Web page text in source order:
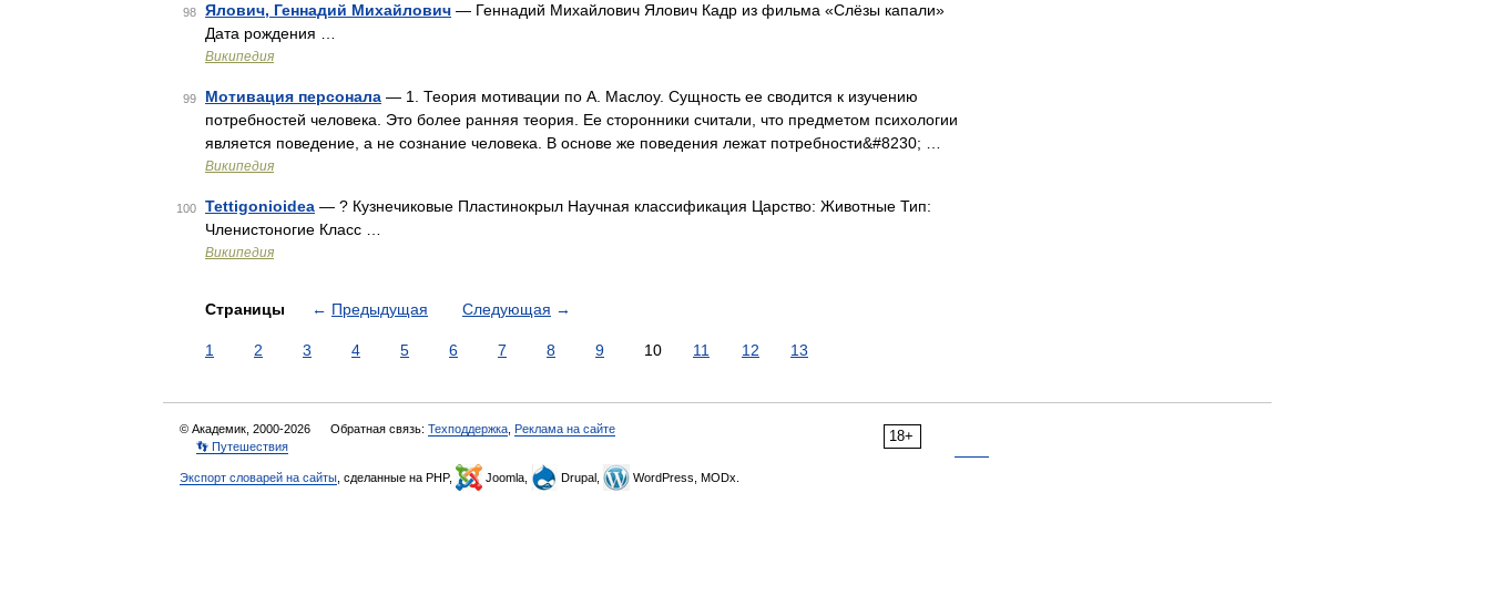
98 Ялович, Геннадий Михайлович — Геннадий Михайлович Ялович Кадр из фильма «Слёзы капали»
Дата рождения …
Википедия
99 Мотивация персонала — 1. Теория мотивации по А. Маслоу. Сущность ее сводится к изучению
потребностей человека. Это более ранняя теория. Ее сторонники считали, что предметом психологии
является поведение, а не сознание человека. В основе же поведения лежат потребности&#8230; …
Википедия
100 Tettigonioidea — ? Кузнечиковые Пластинокрыл Научная классификация Царство: Животные Тип:
Членистоногие Класс …
Википедия
Страницы ← Предыдущая Следующая →
1 2 3 4 5 6 7 8 9 10 11 12 13
18+
© Академик, 2000-2026 Обратная связь: Техподдержка Реклама на сайте
👣 Путешествия
Экспорт словарей на сайты , сделанные на PHP, Joomla, Drupal, WordPress, MODx.